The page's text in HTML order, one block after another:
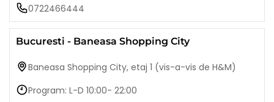
0722466444
Bucuresti - Baneasa Shopping City
Baneasa Shopping City, etaj 1 (vis-a-vis de H&M)
Program: L-D 10:00- 22:00